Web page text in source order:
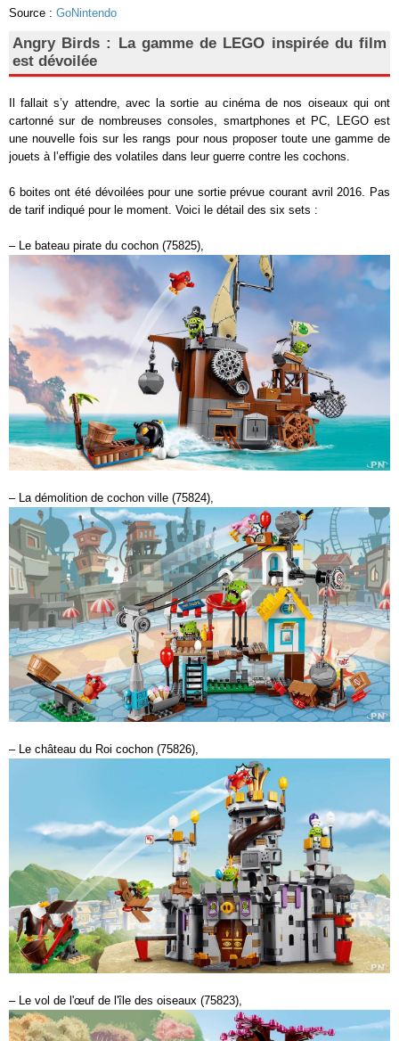
Source : GoNintendo
Angry Birds : La gamme de LEGO inspirée du film
est dévoilée
Il fallait s’y attendre, avec la sortie au cinéma de nos oiseaux qui ont
cartonné sur de nombreuses consoles, smartphones et PC, LEGO est
une nouvelle fois sur les rangs pour nous proposer toute une gamme de
jouets à l’effigie des volatiles dans leur guerre contre les cochons.
6 boites ont été dévoilées pour une sortie prévue courant avril 2016. Pas
de tarif indiqué pour le moment. Voici le détail des six sets :
– Le bateau pirate du cochon (75825),
– La démolition de cochon ville (75824),
– Le château du Roi cochon (75826),
– Le vol de l'œuf de l'île des oiseaux (75823),